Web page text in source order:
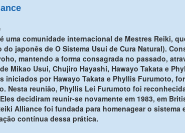
uma comunidade internacional de Mestres Reiki,
do japonês de O Sistema Usui de Cura Natural).
mantendo a forma consagrada no passado,
Mikao Usui, Chujiro Hayashi, Hawayo Takata e
iniciados por Hawayo Takata e Phyllis Furumoto,
Nesta reunião, Phyllis Lei Furumoto foi
decidiram reunir-se novamente em 1983, em
Alliance foi fundada para homenagear o sistema
contínua dessa prática.